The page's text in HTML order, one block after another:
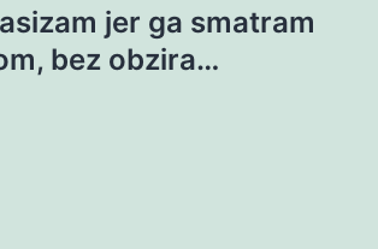
jer ga smatram
bez obzira…